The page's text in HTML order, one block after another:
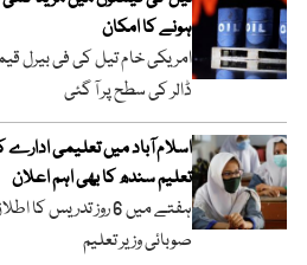
ہونے کا امکان
ڈالر کی سطح پر آ گئی
اسلام آباد میں تعلیمی
تعلیم سندھ کا بھی اہم اعلان
ہفتے میں 6 روز
صوبائی وزیر تعلیم